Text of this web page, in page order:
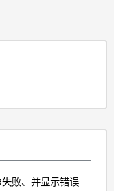
败、并显示错误